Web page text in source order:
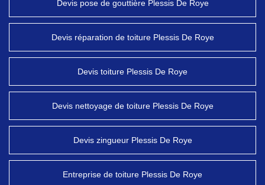
Devis pose de gouttière Plessis De Roye
Devis réparation de toiture Plessis De Roye
Devis toiture Plessis De Roye
Devis nettoyage de toiture Plessis De Roye
Devis zingueur Plessis De Roye
Entreprise de toiture Plessis De Roye